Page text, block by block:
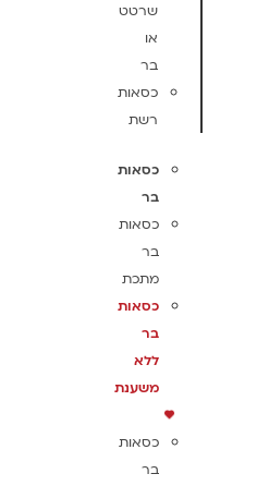
שרטט
או
בר
כסאות
רשת
כסאות
בר
כסאות
בר
מתכת
כסאות
בר
ללא
משענת
כסאות
בר